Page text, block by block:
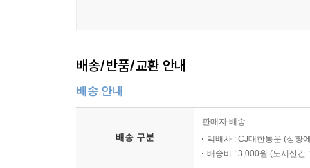
배송/반품/교환 안내
배송 안내
배송 구분
판매자 배송
택배사 : CJ대한통운 (상황
배송비 : 3,000원 (도서산간